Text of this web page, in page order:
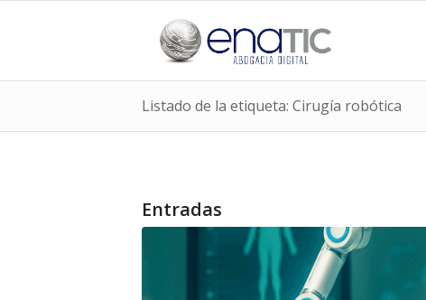
Listado de la etiqueta: Cirugía robótica
Entradas